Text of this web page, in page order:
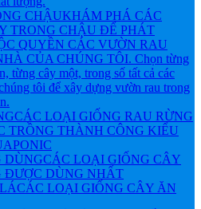
CHẬUKHÁM PHÁ CÁC
TRONG CHẬU ĐỂ PHÁT
QUYỀN CÁC VƯỜN RAU
CỦA CHÚNG TÔI. Chọn từng
từng cây một, trong số tất cả các
tôi để xây dựng vườn rau trong
CÁC LOẠI GIỐNG RAU RỪNG
TRỒNG THÀNH CÔNG KIỂU
DÙNGCÁC LOẠI GIỐNG CÂY
ĐƯỢC DÙNG NHẤT
CÁC LOẠI GIỐNG CÂY ĂN